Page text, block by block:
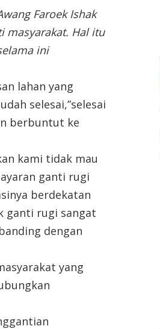
Faroek Ishak
masyarakat. Hal itu
ini
lahan yang
selesai,”selesai
berbuntut ke
kami tidak mau
ganti rugi
berdekatan
ganti rugi sangat
dengan
yang